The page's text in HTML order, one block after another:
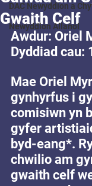
DAC Newyddion a
Newyddion Allanol
Gwaith Celf
Awdur: Oriel
Dyddiad
Mae Oriel
gynhyrfus i
comisiwn yn
gyfer
byd-eang*.
chwilio am
gwaith celf